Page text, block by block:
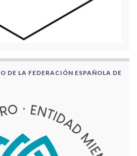
DE LA FEDERACIÓN ESPAÑOLA DE